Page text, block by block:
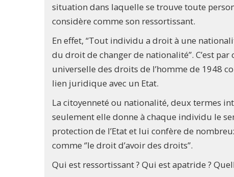
situation dans laquelle se trouve toute
considère comme son ressortissant.
En effet, “Tout individu a droit à une
du droit de changer de nationalité”. C’est
universelle des droits de l’homme de 1948
lien juridique avec un Etat.
La citoyenneté ou nationalité, deux termes
seulement elle donne à chaque individu le
protection de l’Etat et lui confère de
comme ‘’le droit d’avoir des droits’’.
Qui est ressortissant ? Qui est apatride ?